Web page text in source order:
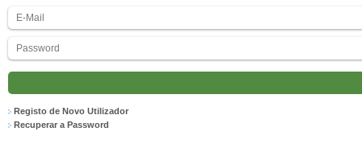
Registo de Novo Utilizador
Recuperar a Password